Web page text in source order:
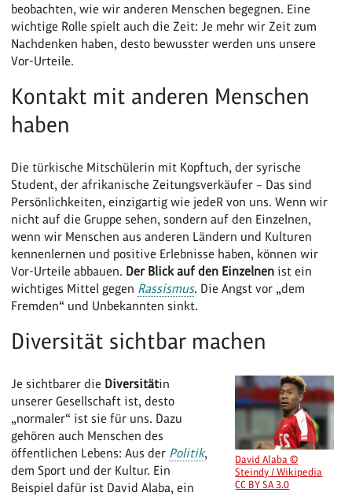
beobachten, wie wir anderen Menschen begegnen. Eine
wichtige Rolle spielt auch die Zeit: Je mehr wir Zeit zum
Nachdenken haben, desto bewusster werden uns unsere
Vor-Urteile.
Kontakt mit anderen Menschen
haben
Die türkische Mitschülerin mit Kopftuch, der syrische
Student, der afrikanische Zeitungsverkäufer – Das sind
Persönlichkeiten, einzigartig wie jedeR von uns. Wenn wir
nicht auf die Gruppe sehen, sondern auf den Einzelnen,
wenn wir Menschen aus anderen Ländern und Kulturen
kennenlernen und positive Erlebnisse haben, können wir
Vor-Urteile abbauen. Der Blick auf den Einzelnen ist ein
wichtiges Mittel gegen Rassismus. Die Angst vor „dem
Fremden“ und Unbekannten sinkt.
Diversität sichtbar machen
David Alaba ©
Steindy / Wikipedia
CC BY SA 3.0
Je sichtbarer die Diversitätin
unserer Gesellschaft ist, desto
„normaler“ ist sie für uns. Dazu
gehören auch Menschen des
öffentlichen Lebens: Aus der Politik,
dem Sport und der Kultur. Ein
Beispiel dafür ist David Alaba, ein